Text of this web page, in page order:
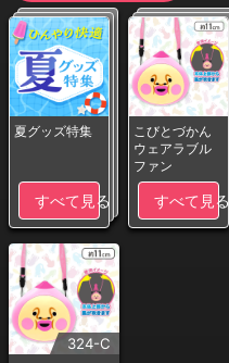
夏グッズ特集
すべて見る
こびとづかん
ウェアラブル
ファン
すべて見る
324-C